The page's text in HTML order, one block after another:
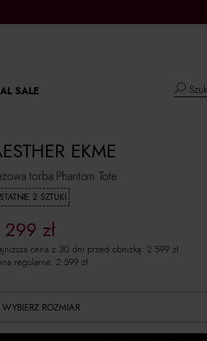
SALE
torba Phantom Tote
2 SZTUKI
EKME
299 zł
cena z 30 dni przed obniżką: 2 599 zł
regularna: 2 599 zł
WYBIERZ ROZMIAR